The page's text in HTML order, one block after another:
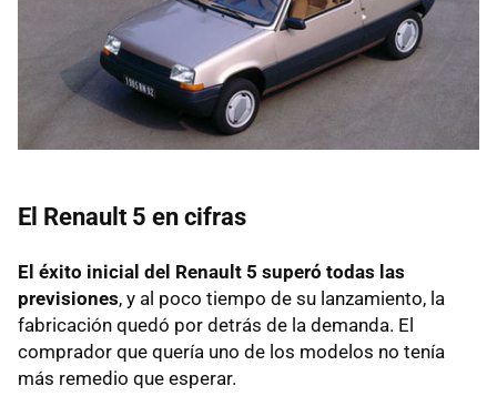
El Renault 5 en cifras
El éxito inicial del Renault 5 superó todas las
previsiones, y al poco tiempo de su lanzamiento, la
fabricación quedó por detrás de la demanda. El
comprador que quería uno de los modelos no tenía
más remedio que esperar.